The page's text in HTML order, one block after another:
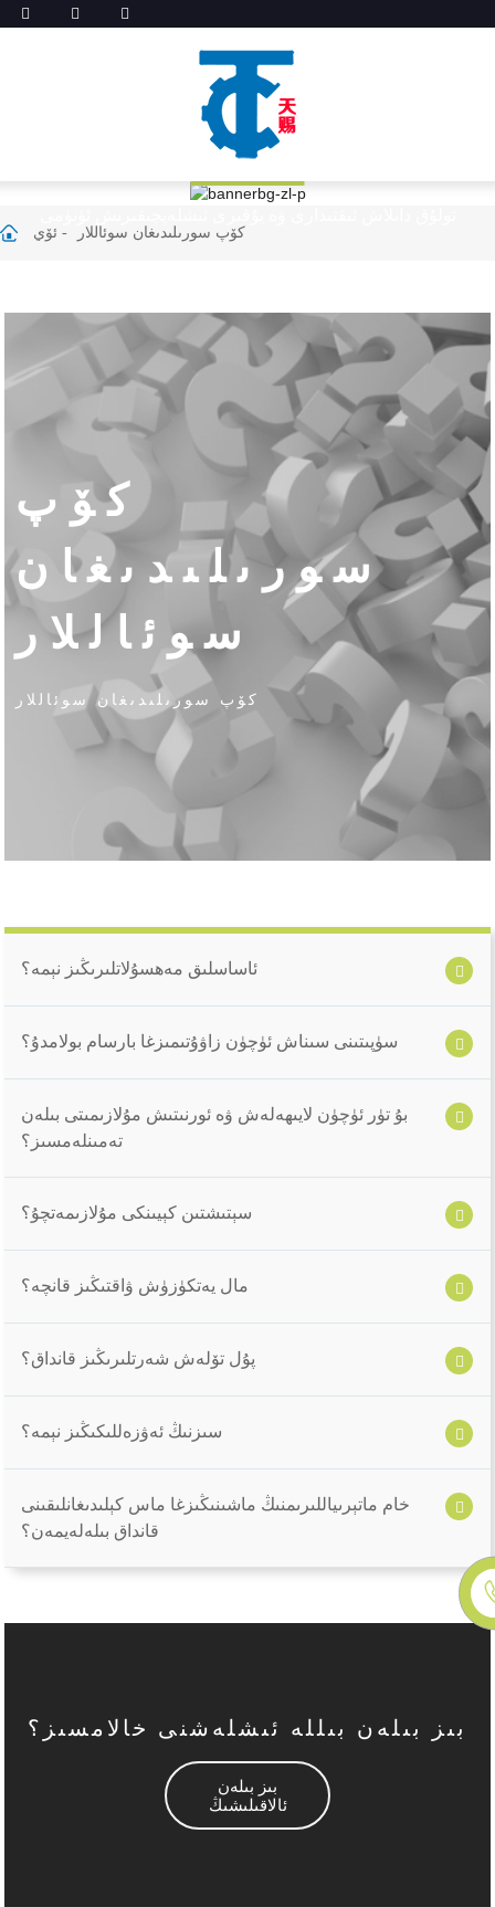
ئۆي كۆپ سورىلىدىغان سوئاللار
كۆپ
سورىلىدىغان
سوئاللار
كۆپ سورىلىدىغان سوئاللار
ئاساسلىق مەھسۇلاتلىرىڭىز نېمە؟
سۈپىتىنى سىناش ئۈچۈن زاۋۇتىمىزغا بارسام بولامدۇ؟
بۇ تۈر ئۈچۈن لايىھەلەش ۋە ئورنىتىش مۇلازىمىتى بىلەن
تەمىنلەمسىز؟
سېتىشتىن كېيىنكى مۇلازىمەتچۇ؟
مال يەتكۈزۈش ۋاقتىڭىز قانچە؟
پۇل تۆلەش شەرتلىرىڭىز قانداق؟
سىزنىڭ ئەۋزەللىكىڭىز نېمە؟
خام ماتېرىياللىرىمنىڭ ماشىنىڭىزغا ماس كېلىدىغانلىقىنى
قانداق بىلەلەيمەن؟
بىز بىلەن بىللە ئىشلەشنى خالامسىز؟
بىز بىلەن
ئالاقىلىشىڭ